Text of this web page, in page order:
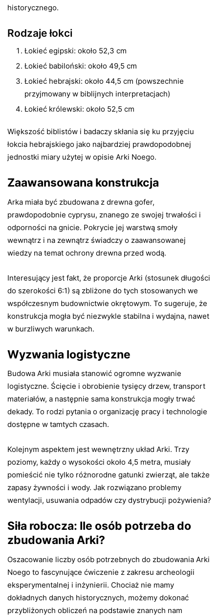
historycznego.
Rodzaje łokci
Łokieć egipski: około 52,3 cm
Łokieć babiloński: około 49,5 cm
Łokieć hebrajski: około 44,5 cm (powszechnie
przyjmowany w biblijnych interpretacjach)
Łokieć królewski: około 52,5 cm
Większość biblistów i badaczy skłania się ku przyjęciu
łokcia hebrajskiego jako najbardziej prawdopodobnej
jednostki miary użytej w opisie Arki Noego.
Zaawansowana konstrukcja
Arka miała być zbudowana z drewna gofer,
prawdopodobnie cyprysu, znanego ze swojej trwałości i
odporności na gnicie. Pokrycie jej warstwą smoły
wewnątrz i na zewnątrz świadczy o zaawansowanej
wiedzy na temat ochrony drewna przed wodą.
Interesujący jest fakt, że proporcje Arki (stosunek długości
do szerokości 6:1) są zbliżone do tych stosowanych we
współczesnym budownictwie okrętowym. To sugeruje, że
konstrukcja mogła być niezwykle stabilna i wydajna, nawet
w burzliwych warunkach.
Wyzwania logistyczne
Budowa Arki musiała stanowić ogromne wyzwanie
logistyczne. Ścięcie i obrobienie tysięcy drzew, transport
materiałów, a następnie sama konstrukcja mogły trwać
dekady. To rodzi pytania o organizację pracy i technologie
dostępne w tamtych czasach.
Kolejnym aspektem jest wewnętrzny układ Arki. Trzy
poziomy, każdy o wysokości około 4,5 metra, musiały
pomieścić nie tylko różnorodne gatunki zwierząt, ale także
zapasy żywności i wody. Jak rozwiązano problemy
wentylacji, usuwania odpadów czy dystrybucji pożywienia?
Siła robocza: Ile osób potrzeba do
zbudowania Arki?
Oszacowanie liczby osób potrzebnych do zbudowania Arki
Noego to fascynujące ćwiczenie z zakresu archeologii
eksperymentalnej i inżynierii. Chociaż nie mamy
dokładnych danych historycznych, możemy dokonać
przybliżonych obliczeń na podstawie znanych nam